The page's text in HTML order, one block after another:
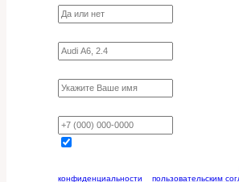
конфиденциальности
пользовательским